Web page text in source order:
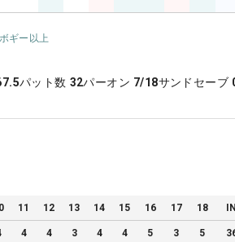
ギー以上
パット数 32パーオン 7/18サンドセーブ
11 12 13 14 15 16 17 18
4 4 3 4 4 5 3 5